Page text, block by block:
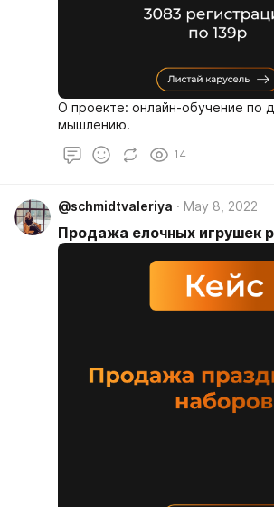
О проекте: онлайн-обучение по
мышлению.
14
@schmidtvaleriya May 8, 2022
Продажа елочных игрушек